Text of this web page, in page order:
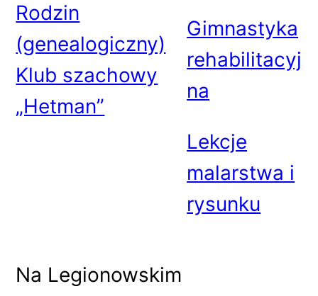
Rodzin
(genealogiczny)
Klub szachowy
„Hetman”
Gimnastyka
rehabilitacyj
na
Lekcje
malarstwa i
rysunku
Na Legionowskim